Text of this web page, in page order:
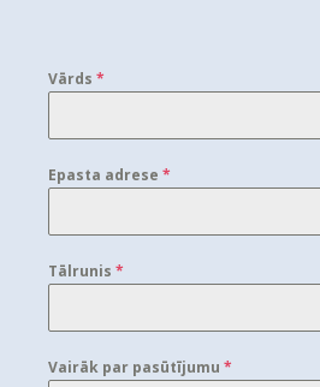
Vārds *
Epasta adrese *
Tālrunis *
Vairāk par pasūtījumu *